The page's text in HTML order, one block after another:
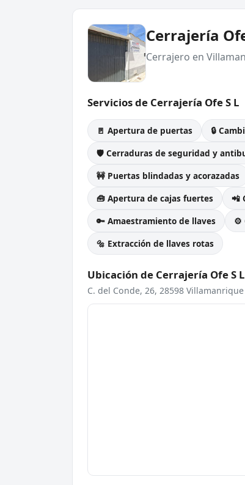
Cerrajería
Cerrajero en
Servicios de Cerrajería Ofe S L
🚪 Apertura de puertas 🔒
🛡️ Cerraduras de seguridad y
🚧 Puertas blindadas y acorazadas
🧰 Apertura de cajas fuertes
📲
🔑 Amaestramiento de llaves
⚙️
🔩 Extracción de llaves rotas
Ubicación de Cerrajería Ofe S L
C. del Conde, 26, 28598